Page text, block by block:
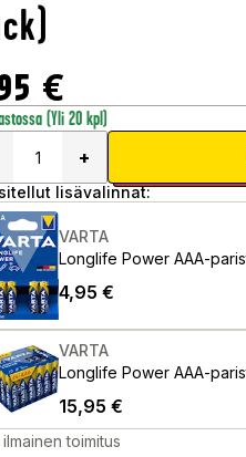
€
(Yli 20 kpl)
+
lisävalinnat:
VARTA
Longlife Power AAA-
4,95 €
VARTA
Longlife Power AAA-
15,95 €
ilmainen toimitus